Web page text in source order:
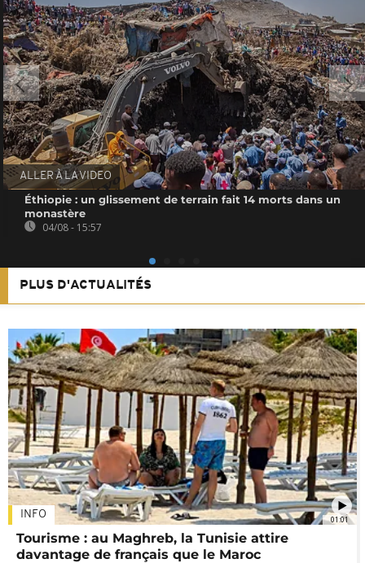
ALLER À LA VIDEO
Éthiopie : un glissement de terrain fait 14 morts dans un
monastère
04/08 - 15:57
PLUS D'ACTUALITÉS
01:01
INFO
Tourisme : au Maghreb, la Tunisie attire
davantage de français que le Maroc